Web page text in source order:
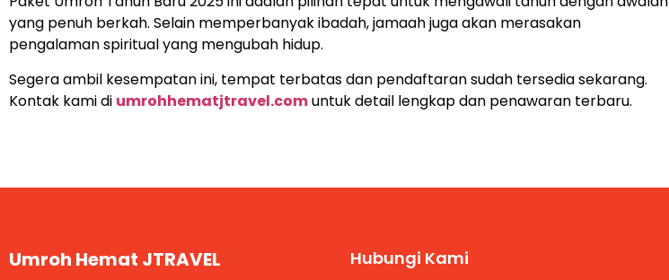
yang penuh berkah. Selain memperbanyak ibadah, jamaah juga akan merasakan
pengalaman spiritual yang mengubah hidup.
Segera ambil kesempatan ini, tempat terbatas dan pendaftaran sudah tersedia sekarang.
Kontak kami di umrohhematjtravel.comuntuk detail lengkap dan penawaran terbaru.
Umroh Hemat JTRAVEL Hubungi Kami